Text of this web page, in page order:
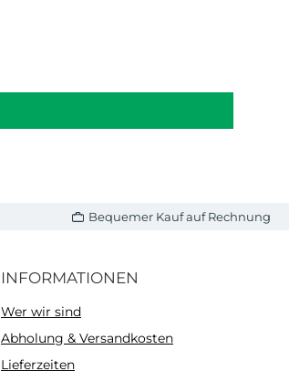
Bequemer Kauf auf Rechnung
INFORMATIONEN
Wer wir sind
Abholung & Versandkosten
Lieferzeiten